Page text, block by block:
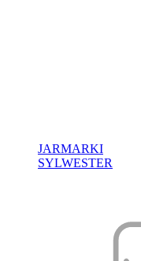
JARMARKI
SYLWESTER